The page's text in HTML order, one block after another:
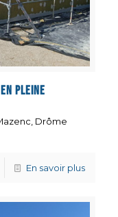
pleine
Drôme
En savoir plus